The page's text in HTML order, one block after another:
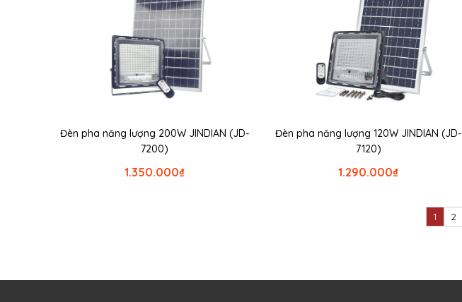
Đèn pha năng lượng 200W JINDIAN (JD-
7200)
₫
1.350.000
Đèn pha năng lượng 120W JINDIAN (JD-
7120)
₫
1.290.000
1 2